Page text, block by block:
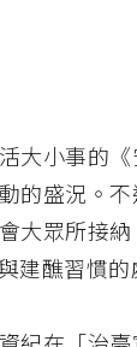
大小事的
的盛況。
大眾所接
建醮習慣的